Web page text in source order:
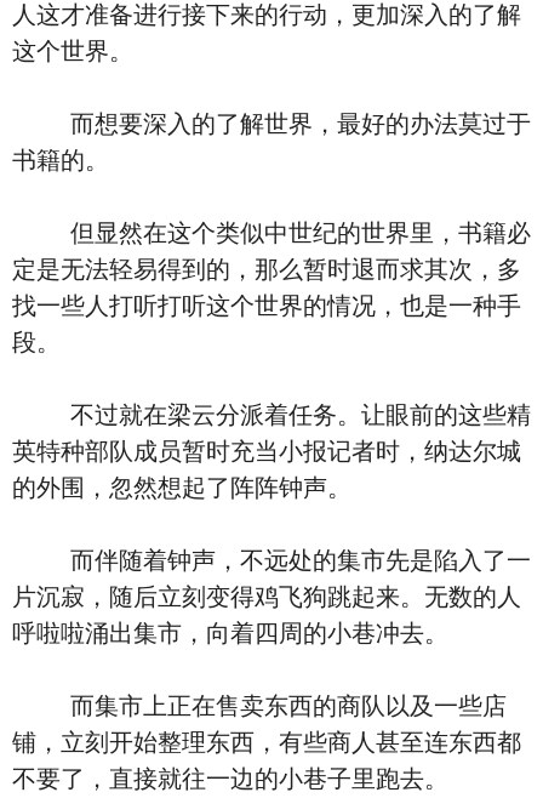
人这才准备进行接下来的行动，更加深入的了解
这个世界。
而想要深入的了解世界，最好的办法莫过于
书籍的。
但显然在这个类似中世纪的世界里，书籍必
定是无法轻易得到的，那么暂时退而求其次，多
找一些人打听打听这个世界的情况，也是一种手
段。
不过就在梁云分派着任务。让眼前的这些精
英特种部队成员暂时充当小报记者时，纳达尔城
的外围，忽然想起了阵阵钟声。
而伴随着钟声，不远处的集市先是陷入了一
片沉寂，随后立刻变得鸡飞狗跳起来。无数的人
呼啦啦涌出集市，向着四周的小巷冲去。
而集市上正在售卖东西的商队以及一些店
铺，立刻开始整理东西，有些商人甚至连东西都
不要了，直接就往一边的小巷子里跑去。